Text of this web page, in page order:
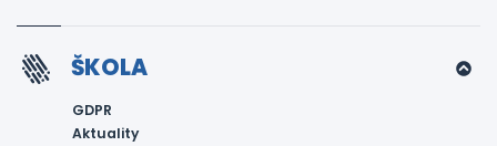
ŠKOLA
GDPR
Aktuality